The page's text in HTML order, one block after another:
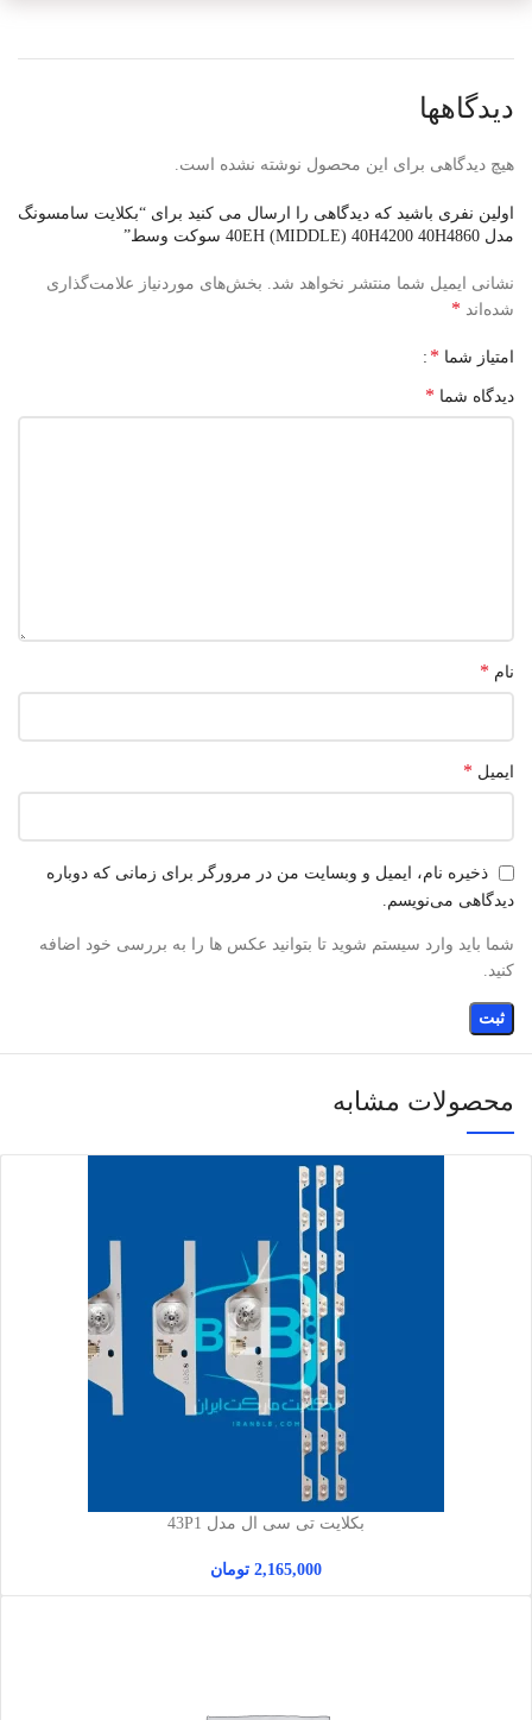
دیدگاهها
هیچ دیدگاهی برای این محصول نوشته نشده است.
اولین نفری باشید که دیدگاهی را ارسال می کنید برای “بکلایت سامسونگ
مدل 40EH (MIDDLE) 40H4200 40H4860 سوکت وسط”
نشانی ایمیل شما منتشر نخواهد شد. بخش‌های موردنیاز علامت‌گذاری
شده‌اند *
امتیاز شما *
دیدگاه شما *
نام *
ایمیل *
ذخیره نام، ایمیل و وبسایت من در مرورگر برای زمانی که دوباره
دیدگاهی می‌نویسم.
شما باید وارد سیستم شوید تا بتوانید عکس ها را به بررسی خود اضافه
کنید.
محصولات مشابه
بکلایت تی سی ال مدل 43P1
2,165,000 تومان